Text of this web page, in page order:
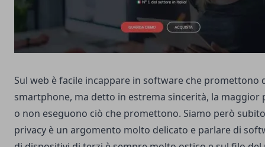
Sul web è facile incappare in software che promettono
smartphone, ma detto in estrema sincerità, la
o non eseguono ciò che promettono. Siamo però
privacy è un argomento molto delicato e parlare di